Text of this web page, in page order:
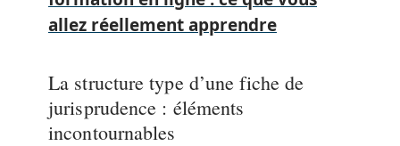
allez réellement apprendre
La structure type d’une fiche de
jurisprudence : éléments
incontournables